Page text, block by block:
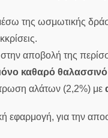
της ωσμωτικής
αποβολή της
καθαρό
αλάτων (2,2%) με
εφαρμογή, για την